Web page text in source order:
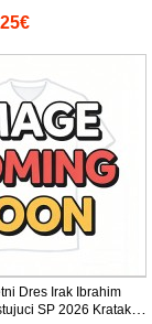
Dres Irak Ibrahim
SP 2026 Kratak